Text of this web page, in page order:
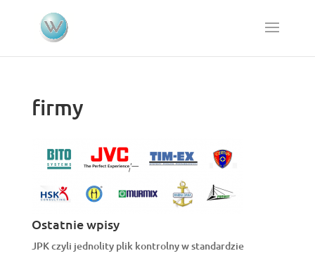
firmy
Ostatnie wpisy
JPK czyli jednolity plik kontrolny w standardzie